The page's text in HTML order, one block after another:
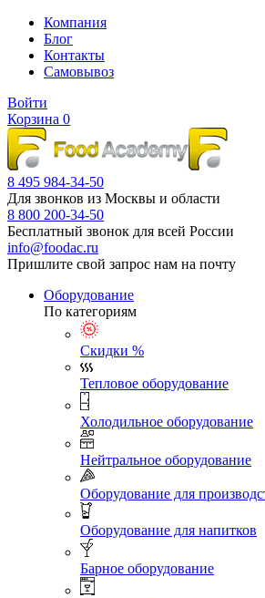
Компания
Блог
Контакты
Самовывоз
Войти
Корзина 0
8 495 984-34-50
Для звонков из Москвы и области
8 800 200-34-50
Бесплатный звонок для всей России
info@foodac.ru
Пришлите свой запрос нам на почту
Оборудование
По категориям
Скидки %
Тепловое оборудование
Холодильное оборудование
Нейтральное оборудование
Оборудование для
Оборудование для напитков
Барное оборудование